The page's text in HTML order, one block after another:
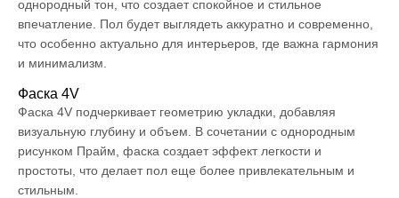
однородный тон, что создает спокойное и стильное
впечатление. Пол будет выглядеть аккуратно и современно,
что особенно актуально для интерьеров, где важна гармония
и минимализм.
Фаска 4V
Фаска 4V подчеркивает геометрию укладки, добавляя
визуальную глубину и объем. В сочетании с однородным
рисунком Прайм, фаска создает эффект легкости и
простоты, что делает пол еще более привлекательным и
стильным.